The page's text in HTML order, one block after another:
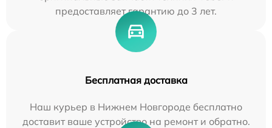
предоставляет гарантию до 3 лет.
Бесплатная доставка
Наш курьер в Нижнем Новгороде бесплатно
доставит ваше устройство на ремонт и обратно.